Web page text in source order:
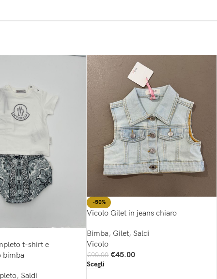
t-shirt e
bimba
, Saldi
-50%
Vicolo Gilet in jeans chiaro
Bimba, Gilet, Saldi
Vicolo
€90.00 €45.00
Scegli